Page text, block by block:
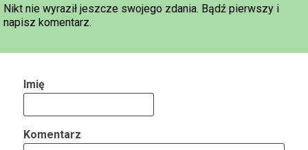
Nikt nie wyraził jeszcze swojego zdania. Bądź pierwszy i
napisz komentarz.
Imię
Komentarz